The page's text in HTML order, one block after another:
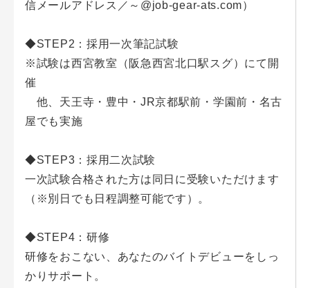
信メールアドレス／～@job-gear-ats.com）
◆STEP2：採用一次筆記試験
※試験は西宮教室（阪急西宮北口駅スグ）にて開
催
他、天王寺・豊中・JR京都駅前・学園前・名古
屋でも実施
◆STEP3：採用二次試験
一次試験合格された方は同日に受験いただけます
（※別日でも日程調整可能です）。
◆STEP4：研修
研修をおこない、あなたのバイトデビューをしっ
かりサポート。